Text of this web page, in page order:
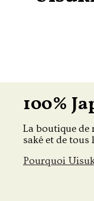
100%
La boutique de
saké et de tous
Pourquoi